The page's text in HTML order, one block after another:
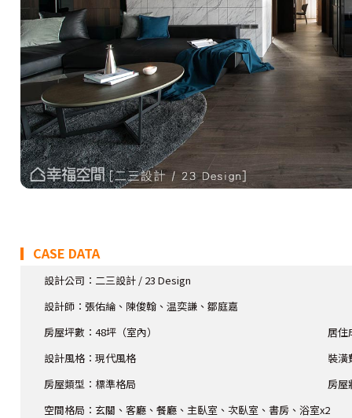
▎CASE DATA
設計公司：二三設計 / 23 Design
設計師 ：張佑綸、陳俊翰、温奕謙、鄒庭嘉
房屋坪數：48坪（室內）
設計風格：現代風格
房屋類型：標準格局
居住
裝潢
房屋
空間格局：玄關、客廳、餐廳、主臥室、次臥室、書房、浴室x2